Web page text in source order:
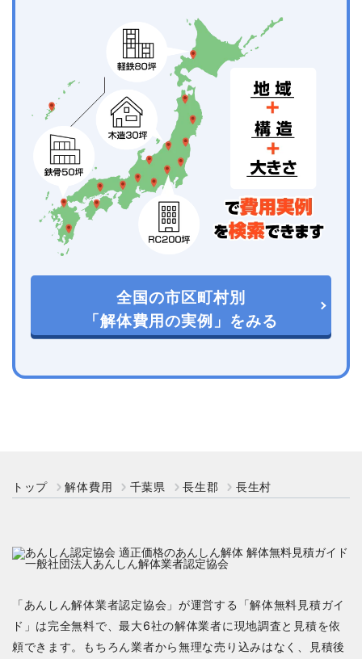
全国の市区町村別
「解体費用の実例」をみる
トップ 解体費用 千葉県 長生郡 長生村
「あんしん解体業者認定協会」が運営する「解体無料見積ガイ
ド」は完全無料で、最大6社の解体業者に現地調査と見積を依
頼できます。もちろん業者から無理な売り込みはなく、見積後